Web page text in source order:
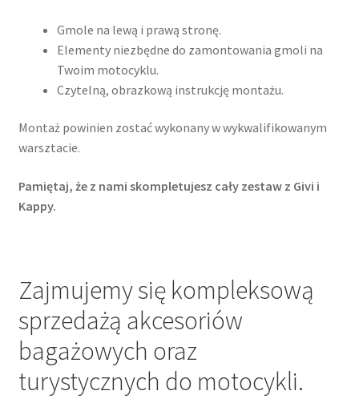
Gmole na lewą i prawą stronę.
Elementy niezbędne do zamontowania gmoli na
Twoim motocyklu.
Czytelną, obrazkową instrukcję montażu.
Montaż powinien zostać wykonany w wykwalifikowanym
warsztacie.
Pamiętaj, że z nami skompletujesz cały zestaw z Givi i
Kappy.
Zajmujemy się kompleksową
sprzedażą akcesoriów
bagażowych oraz
turystycznych do motocykli.